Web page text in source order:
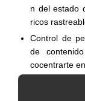
n del estado
ricos
Control de
de
cocentrarte